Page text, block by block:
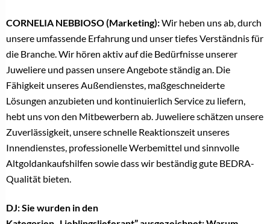
CORNELIA NEBBIOSO (Marketing):Wir heben uns ab, durch
unsere umfassende Erfahrung und unser tiefes Verständnis für
die Branche. Wir hören aktiv auf die Bedürfnisse unserer
Juweliere und passen unsere Angebote ständig an. Die
Fähigkeit unseres Außendienstes, maßgeschneiderte
Lösungen anzubieten und kontinuierlich Service zu liefern,
hebt uns von den Mitbewerbern ab. Juweliere schätzen unsere
Zuverlässigkeit, unsere schnelle Reaktionszeit unseres
Innendienstes, professionelle Werbemittel und sinnvolle
Altgoldankaufshilfen sowie dass wir beständig gute BEDRA-
Qualität bieten.
DJ: Sie wurden in den